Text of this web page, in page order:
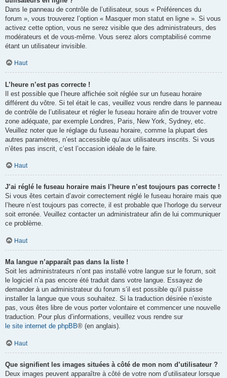
Dans le panneau de contrôle de l’utilisateur, sous « Préférences du
forum », vous trouverez l’option « Masquer mon statut en ligne ». Si vous
activez cette option, vous ne serez visible que des administrateurs, des
modérateurs et de vous-même. Vous serez alors comptabilisé comme
étant un utilisateur invisible.
Haut
L’heure n’est pas correcte !
Il est possible que l’heure affichée soit réglée sur un fuseau horaire
différent du vôtre. Si tel était le cas, veuillez vous rendre dans le panneau
de contrôle de l’utilisateur et régler le fuseau horaire afin de trouver votre
zone adéquate, par exemple Londres, Paris, New York, Sydney, etc.
Veuillez noter que le réglage du fuseau horaire, comme la plupart des
autres paramètres, n’est accessible qu’aux utilisateurs inscrits. Si vous
n’êtes pas inscrit, c’est l’occasion idéale de le faire.
Haut
J’ai réglé le fuseau horaire mais l’heure n’est toujours pas correcte !
Si vous êtes certain d’avoir correctement réglé le fuseau horaire mais que
l’heure n’est toujours pas correcte, il est probable que l’horloge du serveur
soit erronée. Veuillez contacter un administrateur afin de lui communiquer
ce problème.
Haut
Ma langue n’apparaît pas dans la liste !
Soit les administrateurs n’ont pas installé votre langue sur le forum, soit
le logiciel n’a pas encore été traduit dans votre langue. Essayez de
demander à un administrateur du forum s’il est possible qu’il puisse
installer la langue que vous souhaitez. Si la traduction désirée n’existe
pas, vous êtes libre de vous porter volontaire et commencer une nouvelle
traduction. Pour plus d’informations, veuillez vous rendre sur
le site internet de phpBB® (en anglais).
Haut
Que signifient les images situées à côté de mon nom d’utilisateur ?
Deux images peuvent apparaître à côté de votre nom d’utilisateur lorsque